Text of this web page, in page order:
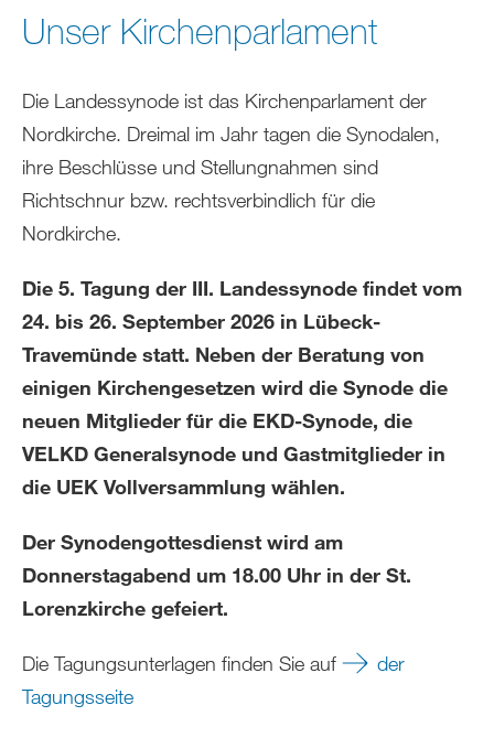
sich
hier:
Unser Kirchenparlament
Die Landessynode ist das Kirchenparlament der
Nordkirche. Dreimal im Jahr tagen die Synodalen,
ihre Beschlüsse und Stellungnahmen sind
Richtschnur bzw. rechtsverbindlich für die
Nordkirche.
Die 5. Tagung der III. Landessynode findet vom
24. bis 26. September 2026 in Lübeck-
Travemünde statt. Neben der Beratung von
einigen Kirchengesetzen wird die Synode die
neuen Mitglieder für die EKD-Synode, die
VELKD Generalsynode und Gastmitglieder in
die UEK Vollversammlung wählen.
Der Synodengottesdienst wird am
Donnerstagabend um 18.00 Uhr in der St.
Lorenzkirche gefeiert.
Die Tagungsunterlagen finden Sie auf
der
Tagungsseite